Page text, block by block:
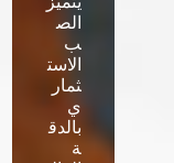
الص
ب
الاست
ثمار
ي
بالدق
ة